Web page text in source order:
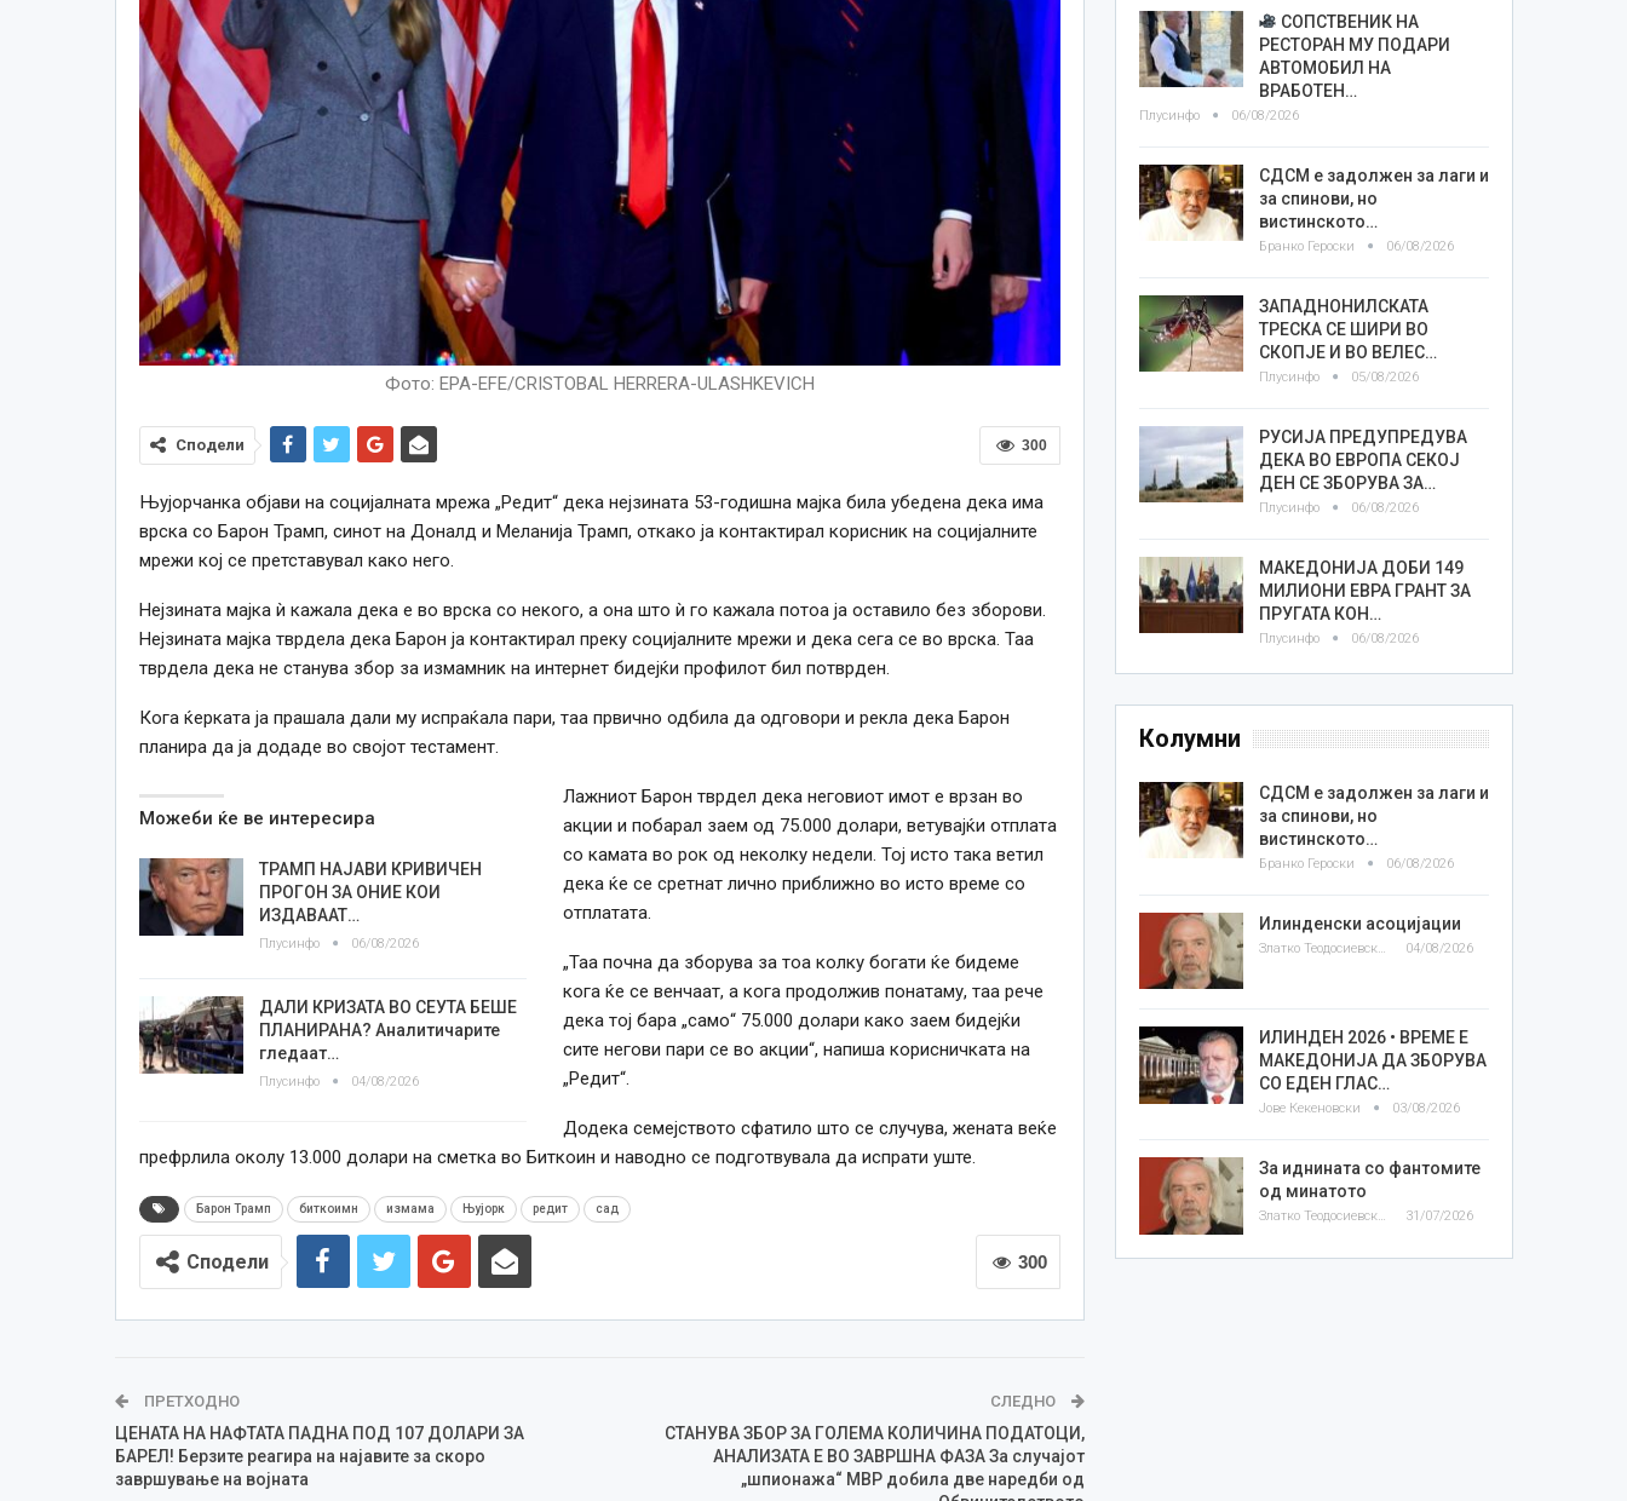
Фото: EPA-EFE/CRISTOBAL HERRERA-ULASHKEVICH
300
Сподели
Њујорчанка објави на социјалната мрежа „Редит“ дека нејзината 53-годишна мајка била убедена дека има
врска со Барон Трамп, синот на Доналд и Меланија Трамп, откако ја контактирал корисник на социјалните
мрежи кој се претставувал како него.
Нејзината мајка ѝ кажала дека е во врска со некого, а она што ѝ го кажала потоа ја оставило без зборови.
Нејзината мајка тврдела дека Барон ја контактирал преку социјалните мрежи и дека сега се во врска. Таа
тврдела дека не станува збор за измамник на интернет бидејќи профилот бил потврден.
Кога ќерката ја прашала дали му испраќала пари, таа првично одбила да одговори и рекла дека Барон
планира да ја додаде во својот тестамент.
Можеби ќе ве интересира
ТРАМП НАЈАВИ КРИВИЧЕН
ПРОГОН ЗА ОНИЕ КОИ
ИЗДАВААТ…
Плусинфо 06/08/2026
ДАЛИ КРИЗАТА ВО СЕУТА БЕШЕ
ПЛАНИРАНА? Аналитичарите
гледаат…
Плусинфо 04/08/2026
Лажниот Барон тврдел дека неговиот имот е врзан во
акции и побарал заем од 75.000 долари, ветувајќи отплата
со камата во рок од неколку недели. Тој исто така ветил
дека ќе се сретнат лично приближно во исто време со
отплатата.
„Таа почна да зборува за тоа колку богати ќе бидеме
кога ќе се венчаат, а кога продолжив понатаму, таа рече
дека тој бара „само“ 75.000 долари како заем бидејќи
сите негови пари се во акции“, напиша корисничката на
„Редит“.
Додека семејството сфатило што се случува, жената веќе
префрлила околу 13.000 долари на сметка во Биткоин и наводно се подготвувала да испрати уште.
Барон Трамп биткоимн измама Њујорк редит сад
300
Сподели
ПРЕТХОДНО
ЦЕНАТА НА НАФТАТА ПАДНА ПОД 107 ДОЛАРИ ЗА
БАРЕЛ! Берзите реагира на најавите за скоро
завршување на војната
СЛЕДНО
СТАНУВА ЗБОР ЗА ГОЛЕМА КОЛИЧИНА ПОДАТОЦИ,
АНАЛИЗАТА Е ВО ЗАВРШНА ФАЗА За случајот
„шпионажа“ МВР добила две наредби од
СОПСТВЕНИК НА
РЕСТОРАН МУ ПОДАРИ
АВТОМОБИЛ НА
ВРАБОТЕН…
Плусинфо 06/08/2026
СДСМ е задолжен за лаги и
за спинови, но
вистинското…
Бранко Героски 06/08/2026
ЗАПАДНОНИЛСКАТА
ТРЕСКА СЕ ШИРИ ВО
СКОПЈЕ И ВО ВЕЛЕС…
Плусинфо 05/08/2026
РУСИЈА ПРЕДУПРЕДУВА
ДЕКА ВО ЕВРОПА СЕКОЈ
ДЕН СЕ ЗБОРУВА ЗА…
Плусинфо 06/08/2026
МАКЕДОНИЈА ДОБИ 149
МИЛИОНИ ЕВРА ГРАНТ ЗА
ПРУГАТА КОН…
Плусинфо 06/08/2026
Колумни
СДСМ е задолжен за лаги и
за спинови, но
вистинското…
Бранко Героски 06/08/2026
Илинденски асоцијации
Златко Теодосиевски 04/08/2026
ИЛИНДЕН 2026 • ВРЕМЕ Е
МАКЕДОНИЈА ДА ЗБОРУВА
СО ЕДЕН ГЛАС…
Јове Кекеновски 03/08/2026
За иднината со фантомите
од минатото
Златко Теодосиевски 31/07/2026